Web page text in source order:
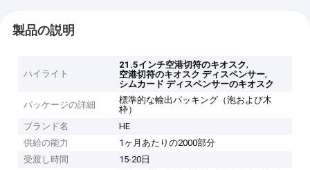
製品の説明
ハイライト
21.5インチ空港切符のキオスク,
空港切符のキオスク ディスペンサー,
シムカード ディスペンサーのキオスク
パッケージの詳細
標準的な輸出パッキング（泡および木
枠）
ブランド名
HE
供給の能力
1ヶ月あたりの2000部分
受渡し時間
15-20日